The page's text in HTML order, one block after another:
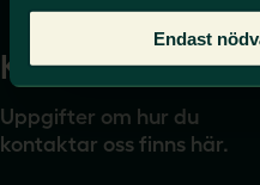
Endast
Kontakta
Uppgifter om hur du
kontaktar oss finns här.